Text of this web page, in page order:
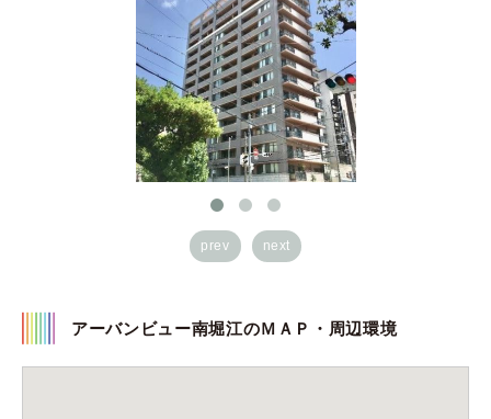
prev next
アーバンビュー南堀江のＭＡＰ・周辺環境